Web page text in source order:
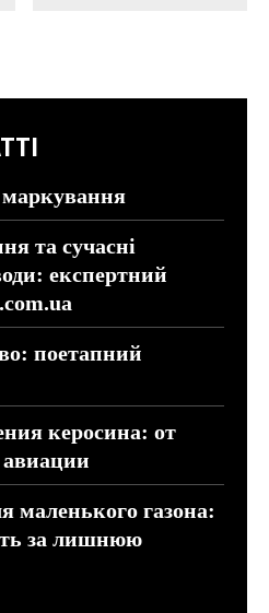
та сучасні
експертний
поетапний
керосина: от
авиации
маленького газона:
за лишнюю